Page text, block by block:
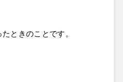
ときのことです。